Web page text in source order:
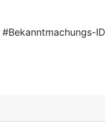
#Bekanntmachungs-